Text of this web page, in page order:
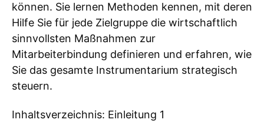
können. Sie lernen Methoden kennen, mit deren
Hilfe Sie für jede Zielgruppe die wirtschaftlich
sinnvollsten Maßnahmen zur
Mitarbeiterbindung definieren und erfahren, wie
Sie das gesamte Instrumentarium strategisch
steuern.
Inhaltsverzeichnis: Einleitung 1